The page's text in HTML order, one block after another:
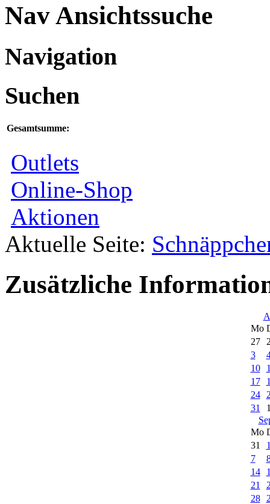
Nav Ansichtssuche
Navigation
Suchen
Gesamtsumme:
Outlets
Online-Shop
Aktionen
Aktuelle Seite:
Zusätzliche
Mo
27
3
10
17
24
31
Mo
31
7
14
21
28